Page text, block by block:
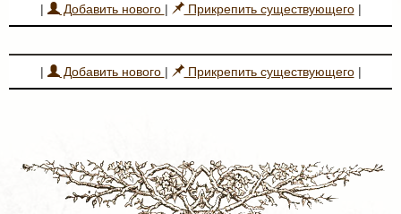
| Добавить нового | Прикрепить существующего|
| Добавить нового | Прикрепить существующего|